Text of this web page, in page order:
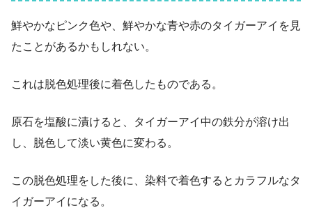
鮮やかなピンク色や、鮮やかな青や赤のタイガーアイを見
たことがあるかもしれない。
これは脱色処理後に着色したものである。
原石を塩酸に漬けると、タイガーアイ中の鉄分が溶け出
し、脱色して淡い黄色に変わる。
この脱色処理をした後に、染料で着色するとカラフルなタ
イガーアイになる。